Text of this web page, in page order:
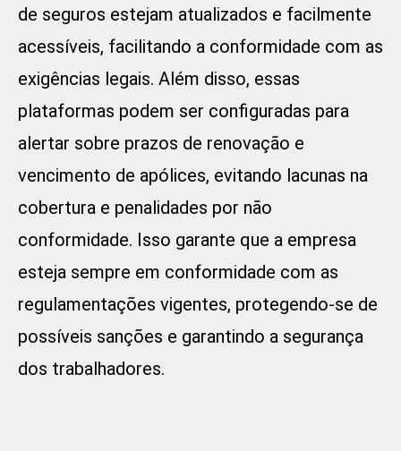
de seguros estejam atualizados e facilmente
acessíveis, facilitando a conformidade com as
exigências legais. Além disso, essas
plataformas podem ser configuradas para
alertar sobre prazos de renovação e
vencimento de apólices, evitando lacunas na
cobertura e penalidades por não
conformidade. Isso garante que a empresa
esteja sempre em conformidade com as
regulamentações vigentes, protegendo-se de
possíveis sanções e garantindo a segurança
dos trabalhadores.